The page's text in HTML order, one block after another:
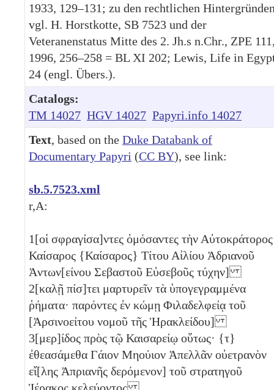
1933, 129–131; zu den rechtlichen
vgl. H. Horstkotte, SB 7523 und der
Veteranenstatus Mitte des 2. Jh.s n.Chr., ZPE
1996, 256–258 = BL XI 202; Lewis, Life in
24 (engl. Übers.).
Catalogs:
TM 14027 HGV 14027 Papyri.info 14027
Text, based on the Duke Databank of
Documentary Papyri (CC BY), see link:
sb.5.7523.xml
r,A:
1[οἱ σφραγίσα]ντες ὀμόσαντες τὴν Αὐτοκράτορος
Καίσαρος {Καίσαρος} Τίτου Αἰλίου Ἁδριανοῦ
Ἀντων[είνου Σεβαστοῦ Εὐσεβοῦς τύχην]
2[καλῇ πίσ]τει μαρτυρεῖν τὰ ὑπογεγραμμένα
ῥήματα· παρόντες ἐν κώμῃ Φιλαδελφείᾳ τοῦ
[Ἀρσινοείτου νομοῦ τῆς Ἡρακλείδου]
3[μερ]ίδος πρὸς τῷ Καισαρείῳ οὕτως· {τ}
ἐθεασάμεθα Γάιον Μηούιον Ἀπελλᾶν οὐετρανὸν
εἴ[λης Ἀπριανῆς δερόμενον] τοῦ στρατηγοῦ
Ἱέρακος κελεύοντος